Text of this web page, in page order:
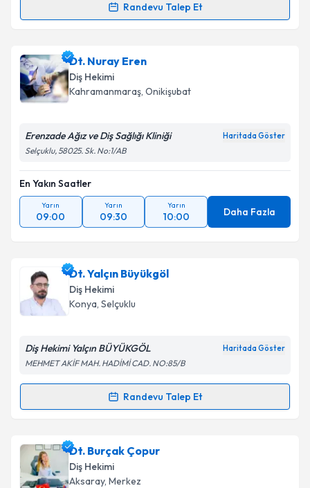
Randevu Talep Et
Randevu Takvimi Talebi
Dt. Fatih Şükrü Şahingeri
oluşturun. Size bu uzmandan randevu almanız için bir
takvim hazırlandığında e-posta ile bilgilendireceğiz.
Kişisel verilerimin işlenmesine ilişkin
Metni'ni okudum ve kişisel verilerimin belirtilen
kapsamda işlenmesini kabul ediyorum.
Dt. Nuray Eren
Diş Hekimi
Kahramanmaraş, Onikişubat
Erenzade Ağız ve Diş Sağlığı Kliniği Haritada Göster
Selçuklu, 58025. Sk. No:1/AB
En Yakın Saatler
Yarın
09:00
Yarın
09:30
Yarın
10:00 Daha Fazla
Dt. Yalçın Büyükgöl
Diş Hekimi
Konya, Selçuklu
Diş Hekimi Yalçın BÜYÜKGÖL Haritada Göster
MEHMET AKİF MAH. HADİMİ CAD. NO:85/B
Randevu Talep Et
Randevu Takvimi Talebi
Dt. Yalçın Büyükgöliçin randevu takvimi talebi
oluşturun. Size bu uzmandan randevu almanız için bir
takvim hazırlandığında e-posta ile bilgilendireceğiz.
Dt. Burçak Çopur
Diş Hekimi
Aksaray, Merkez